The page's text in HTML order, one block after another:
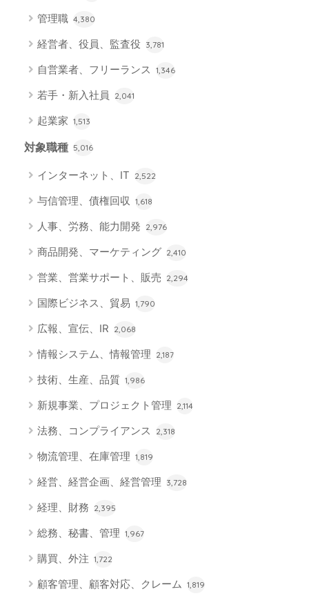
管理職 4,380
経営者、役員、監査役 3,781
自営業者、フリーランス 1,346
若手・新入社員 2,041
起業家 1,513
対象職種 5,016
インターネット、IT 2,522
与信管理、債権回収 1,618
人事、労務、能力開発 2,976
商品開発、マーケティング 2,410
営業、営業サポート、販売 2,294
国際ビジネス、貿易 1,790
広報、宣伝、IR 2,068
情報システム、情報管理 2,187
技術、生産、品質 1,986
新規事業、プロジェクト管理 2,114
法務、コンプライアンス 2,318
物流管理、在庫管理 1,819
経営、経営企画、経営管理 3,728
経理、財務 2,395
総務、秘書、管理 1,967
購買、外注 1,722
顧客管理、顧客対応、クレーム 1,819